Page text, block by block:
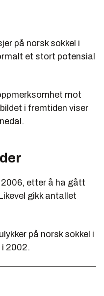
på norsk sokkel i
et stort potensial
mot
i fremtiden viser
etter å ha gått
gikk antallet
på norsk sokkel i
i 2002.